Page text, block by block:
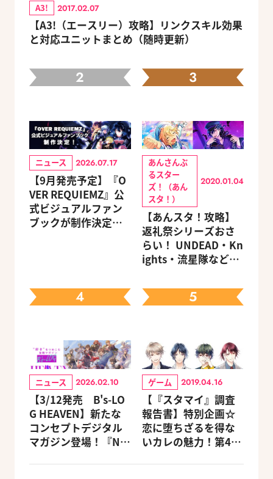
A3! 2017.02.07
【A3!（エースリー）攻略】リンクスキル効果
と対応ユニットまとめ（随時更新）
2
ニュース 2026.07.17
【9月発売予定】『O
VER REQUIEMZ』公
式ビジュアルファン
ブックが制作決定！
3
あんさんぶ
るスター
ズ！（あん
スタ！）
2020.01.04
【あんスタ！攻略】
返礼祭シリーズおさ
らい！ UNDEAD・Kn
ights・流星隊など、
ェック
4
ニュース 2026.02.10
【3/12発売 B's-LO
G HEAVEN】新たな
コンセプトデジタル
マガジン登場！『NU:
5
ゲーム 2019.04.16
【『スタマイ』調査
報告書】特別企画☆
恋に堕ちざるを得な
いカレの魅力！第4